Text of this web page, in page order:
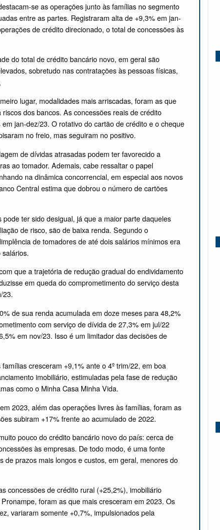
se as operações junto às famílias no segmento
entre as partes. Registraram alta de +9,3% em jan-
de crédito direcionado, o total de concessões às
do total de crédito bancário novo, em geral são
sobretudo nas contratações às pessoas físicas,
lugar, modalidades mais arriscadas, foram as que
dos bancos. As concessões reais de crédito
jan-dez/23. O rotativo do cartão de crédito e o cheque
no freio, mas seguiram no positivo.
de dívidas atrasadas podem ter favorecido a
ao tomador. Ademais, cabe ressaltar o papel
na dinâmica concorrencial, em especial aos novos
Central estima que dobrou o número de cartões
ter sido desigual, já que a maior parte daqueles
de risco, são de baixa renda. Segundo o
de tomadores de até dois salários mínimos era
que a trajetória de redução gradual do endividamento
em queda do comprometimento do serviço desta
23.
de sua renda acumulada em doze meses para 48,2%
com serviço de dívida de 27,3% em jul/22
em nov/23. Isso é um limitador das decisões de
cresceram +9,1% ante o 4º trim/22, em boa
imobiliário, estimuladas pela fase de redução
como o Minha Casa Minha Vida.
2023, além das operações livres às famílias, foram as
subiram +17% frente ao acumulado de 2022.
pouco do crédito bancário novo do país: cerca de
às empresas. De todo modo, é uma fonte
prazos mais longos e custos, em geral, menores do
concessões de crédito rural (+25,2%), imobiliário
foram as que mais cresceram em 2023. Os
variaram somente +0,7%, impulsionados pela